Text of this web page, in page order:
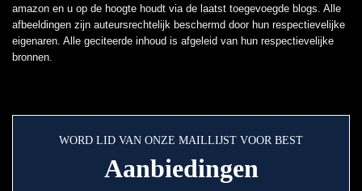
amazon en u op de hoogte houdt via de laatst toegevoegde blogs. Alle
afbeeldingen zijn auteursrechtelijk beschermd door hun respectievelijke
eigenaren. Alle geciteerde inhoud is afgeleid van hun respectievelijke
bronnen.
WORD LID VAN ONZE MAILLIJST VOOR BEST
Aanbiedingen